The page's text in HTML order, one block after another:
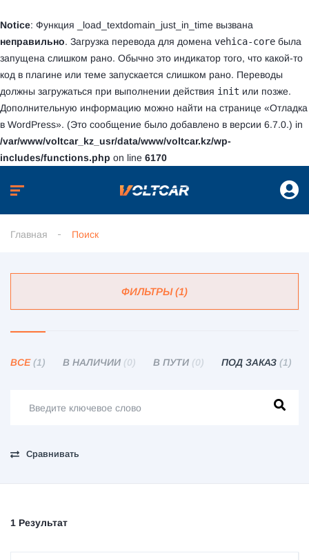
Notice: Функция _load_textdomain_just_in_time вызвана
неправильно. Загрузка перевода для домена vehica-core была
запущена слишком рано. Обычно это индикатор того, что какой-то
код в плагине или теме запускается слишком рано. Переводы
должны загружаться при выполнении действия init или позже.
Дополнительную информацию можно найти на странице «Отладка
в WordPress». (Это сообщение было добавлено в версии 6.7.0.) in
/var/www/voltcar_kz_usr/data/www/voltcar.kz/wp-
includes/functions.php on line 6170
Главная Поиск
ФИЛЬТРЫ (1)
ВСЕ(1) В НАЛИЧИИ (0) В ПУТИ (0) ПОД ЗАКАЗ (1)
Сравнивать
1 Результат